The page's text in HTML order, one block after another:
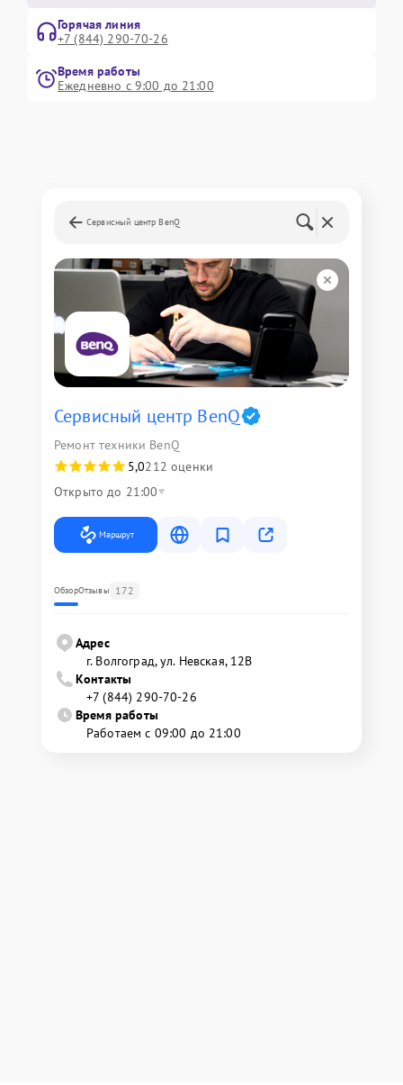
Горячая линия
+7 (844) 290-70-26
Время работы
Ежедневно с 9:00 до 21:00
Сервисный центр BenQ
Сервисный центр BenQ
Ремонт техники BenQ
5,0212 оценки
Открыто до 21:00
Маршрут
ОбзорОтзывы 172
Адрес
г. Волгоград, ул. Невская, 12В
Контакты
+7 (844) 290-70-26
Время работы
Работаем с 09:00 до 21:00